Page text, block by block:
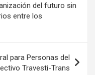
del futuro sin
entre los
para Personas del
Travesti-Trans